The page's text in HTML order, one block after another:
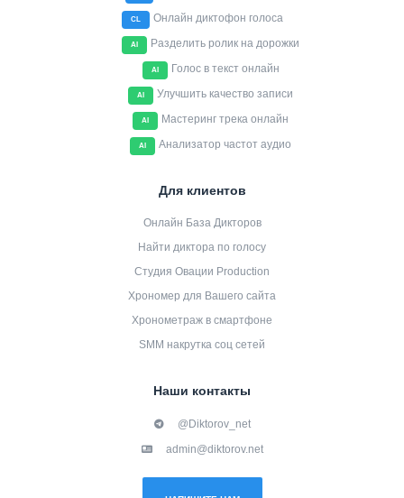
CL Онлайн диктофон голоса
AI Разделить ролик на дорожки
AI Голос в текст онлайн
AI Улучшить качество записи
AI Мастеринг трека онлайн
AI Анализатор частот аудио
Для клиентов
Онлайн База Дикторов
Найти диктора по голосу
Студия Овации Production
Хрономер для Вашего сайта
Хронометраж в смартфоне
SMM накрутка соц сетей
Наши контакты
@Diktorov_net
admin@diktorov.net